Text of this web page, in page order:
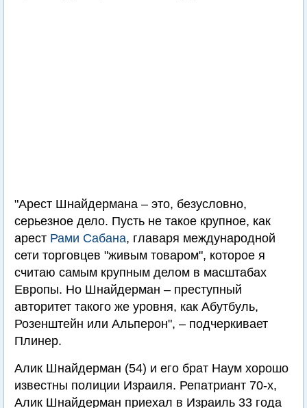
"Арест Шнайдермана – это, безусловно,
серьезное дело. Пусть не такое крупное, как
арест Рами Сабана, главаря международной
сети торговцев "живым товаром", которое я
считаю самым крупным делом в масштабах
Европы. Но Шнайдерман – преступный
авторитет такого же уровня, как Абутбуль,
Розенштейн или Альперон", – подчеркивает
Плинер.
Алик Шнайдерман (54) и его брат Наум хорошо
известны полиции Израиля. Репатриант 70-х,
Алик Шнайдерман приехал в Израиль 33 года